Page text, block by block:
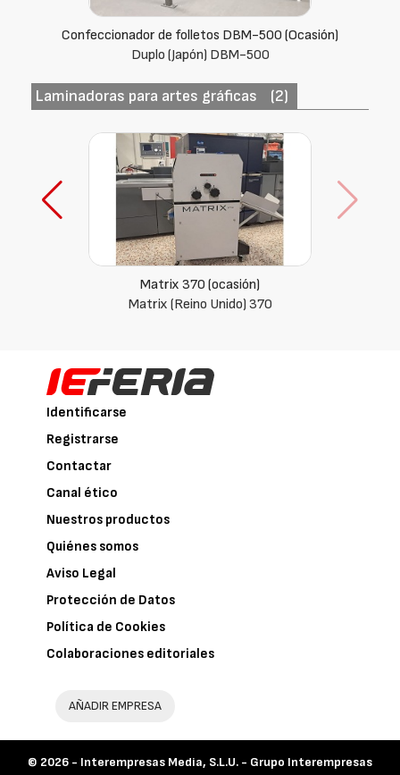
Confeccionador de folletos DBM-500 (Ocasión)
Duplo (Japón) DBM-500
Laminadoras para artes gráficas (2)
Matrix 370 (ocasión)
Matrix (Reino Unido) 370
Identificarse
Registrarse
Contactar
Canal ético
Nuestros productos
Quiénes somos
Aviso Legal
Protección de Datos
Política de Cookies
Colaboraciones editoriales
AÑADIR EMPRESA
© 2026 - Interempresas Media, S.L.U. - Grupo Interempresas